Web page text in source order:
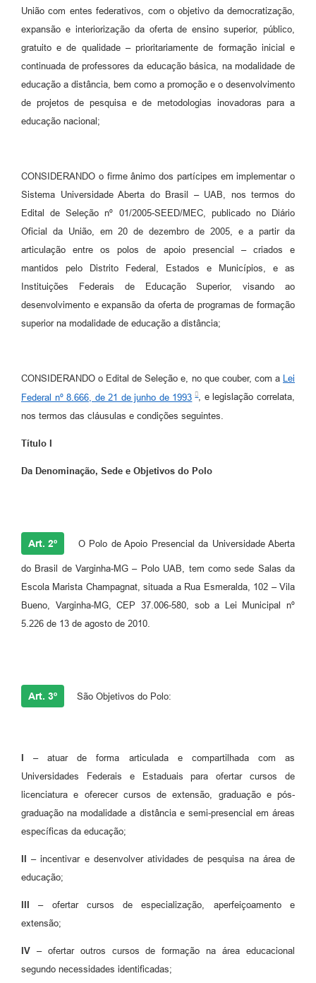
União com entes federativos, com o objetivo da democratização,
expansão e interiorização da oferta de ensino superior, público,
gratuito e de qualidade – prioritariamente de formação inicial e
continuada de professores da educação básica, na modalidade de
educação a distância, bem como a promoção e o desenvolvimento
de projetos de pesquisa e de metodologias inovadoras para a
educação nacional;
CONSIDERANDO o firme ânimo dos partícipes em implementar o
Sistema Universidade Aberta do Brasil – UAB, nos termos do
Edital de Seleção nº 01/2005-SEED/MEC, publicado no Diário
Oficial da União, em 20 de dezembro de 2005, e a partir da
articulação entre os polos de apoio presencial – criados e
mantidos pelo Distrito Federal, Estados e Municípios, e as
Instituições Federais de Educação Superior, visando ao
desenvolvimento e expansão da oferta de programas de formação
superior na modalidade de educação a distância;
CONSIDERANDO o Edital de Seleção e, no que couber, com a Lei
Federal nº 8.666, de 21 de junho de 1993
, e legislação correlata,
nos termos das cláusulas e condições seguintes.
Título I
Da Denominação, Sede e Objetivos do Polo
Art. 2º O Polo de Apoio Presencial da Universidade Aberta
do Brasil de Varginha-MG – Polo UAB, tem como sede Salas da
Escola Marista Champagnat, situada a Rua Esmeralda, 102 – Vila
Bueno, Varginha-MG, CEP 37.006-580, sob a Lei Municipal nº
5.226 de 13 de agosto de 2010.
Art. 3º São Objetivos do Polo:
I –atuar de forma articulada e compartilhada com as
Universidades Federais e Estaduais para ofertar cursos de
licenciatura e oferecer cursos de extensão, graduação e pós-
graduação na modalidade a distância e semi-presencial em áreas
específicas da educação;
II –incentivar e desenvolver atividades de pesquisa na área de
educação;
III – ofertar cursos de especialização, aperfeiçoamento e
extensão;
IV –ofertar outros cursos de formação na área educacional
segundo necessidades identificadas;